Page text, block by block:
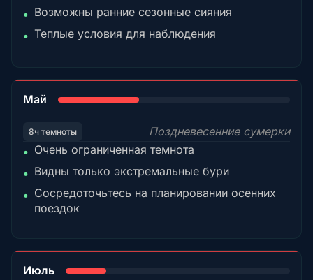
• Возможны ранние сезонные сияния
• Теплые условия для наблюдения
Май
8ч темноты
Поздневесенние сумерки
• Очень ограниченная темнота
• Видны только экстремальные бури
• Сосредоточьтесь на планировании осенних
поездок
Июль